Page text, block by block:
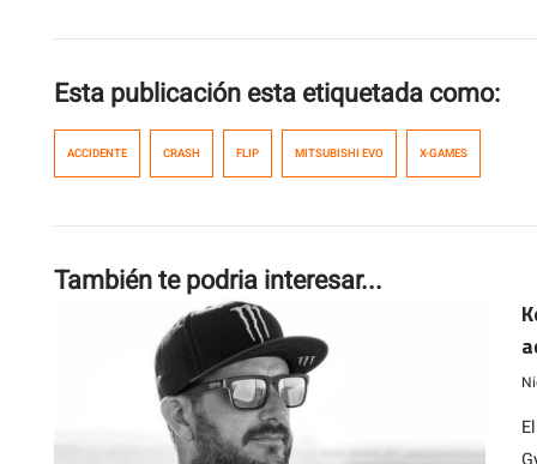
Esta publicación esta etiquetada como:
ACCIDENTE CRASH FLIP MITSUBISHI EVO X-GAMES
También te podria interesar...